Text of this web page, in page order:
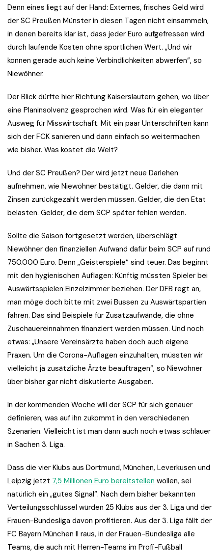
Denn eines liegt auf der Hand: Externes, frisches Geld wird
der SC Preußen Münster in diesen Tagen nicht einsammeln,
in denen bereits klar ist, dass jeder Euro aufgefressen wird
durch laufende Kosten ohne sportlichen Wert. „Und wir
können gerade auch keine Verbindlichkeiten abwerfen“, so
Niewöhner.
Der Blick dürfte hier Richtung Kaiserslautern gehen, wo über
eine Planinsolvenz gesprochen wird. Was für ein eleganter
Ausweg für Misswirtschaft. Mit ein paar Unterschriften kann
sich der FCK sanieren und dann einfach so weitermachen
wie bisher. Was kostet die Welt?
Und der SC Preußen? Der wird jetzt neue Darlehen
aufnehmen, wie Niewöhner bestätigt. Gelder, die dann mit
Zinsen zurückgezahlt werden müssen. Gelder, die den Etat
belasten. Gelder, die dem SCP später fehlen werden.
Sollte die Saison fortgesetzt werden, überschlägt
Niewöhner den finanziellen Aufwand dafür beim SCP auf rund
750.000 Euro. Denn „Geisterspiele“ sind teuer. Das beginnt
mit den hygienischen Auflagen: Künftig müssten Spieler bei
Auswärtsspielen Einzelzimmer beziehen. Der DFB regt an,
man möge doch bitte mit zwei Bussen zu Auswärtspartien
fahren. Das sind Beispiele für Zusatzaufwände, die ohne
Zuschauereinnahmen finanziert werden müssen. Und noch
etwas: „Unsere Vereinsärzte haben doch auch eigene
Praxen. Um die Corona-Auflagen einzuhalten, müssten wir
vielleicht ja zusätzliche Ärzte beauftragen“, so Niewöhner
über bisher gar nicht diskutierte Ausgaben.
In der kommenden Woche will der SCP für sich genauer
definieren, was auf ihn zukommt in den verschiedenen
Szenarien. Vielleicht ist man dann auch noch etwas schlauer
in Sachen 3. Liga.
Dass die vier Klubs aus Dortmund, München, Leverkusen und
Leipzig jetzt 7,5 Millionen Euro bereitstellen wollen, sei
natürlich ein „gutes Signal“. Nach dem bisher bekannten
Verteilungsschlüssel würden 25 Klubs aus der 3. Liga und der
Frauen-Bundesliga davon profitieren. Aus der 3. Liga fällt der
FC Bayern München II raus, in der Frauen-Bundesliga alle
Teams, die auch mit Herren-Teams im Profi-Fußball